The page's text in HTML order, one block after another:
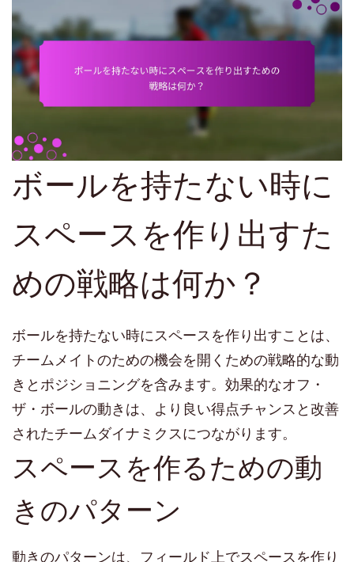
ボールを持たない時に
スペースを作り出すた
めの戦略は何か？
ボールを持たない時にスペースを作り出すことは、
チームメイトのための機会を開くための戦略的な動
きとポジショニングを含みます。効果的なオフ・
ザ・ボールの動きは、より良い得点チャンスと改善
されたチームダイナミクスにつながります。
スペースを作るための動
きのパターン
動きのパターンは、フィールド上でスペースを作り